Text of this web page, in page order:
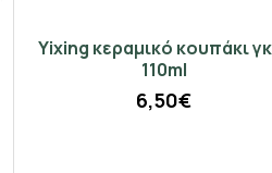
Yixing κεραμικό κουπάκι
110ml
6,50€